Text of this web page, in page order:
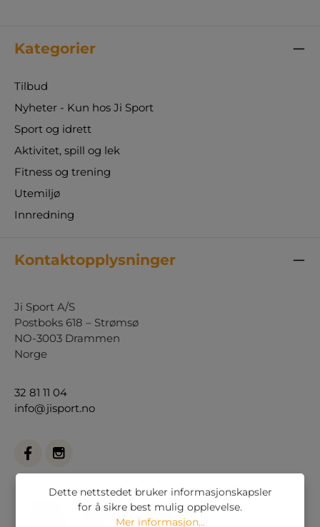
Kategorier
Tilbud
Nyheter - Kun hos Ji Sport
Sport og idrett
Aktivitet, spill og lek
Fitness og trening
Utemiljø
Innredning
Kontaktopplysninger
Ji Sport A/S
Postboks 618 – Strømsø
NO-3003 Drammen
Norge
32 81 11 04
info@jisport.no
Dette nettstedet bruker informasjonskapsler
for å sikre best mulig opplevelse.
Mer informasjon...